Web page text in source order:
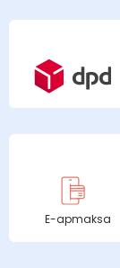
E-apmaksa